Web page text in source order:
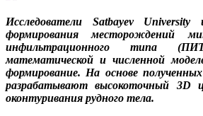
Исследователи Satbayev
формирования месторождений
инфильтрационного типа
математической и численной
формирование. На основе
разрабатывают высокоточный 3D
оконтуривания рудного тела.